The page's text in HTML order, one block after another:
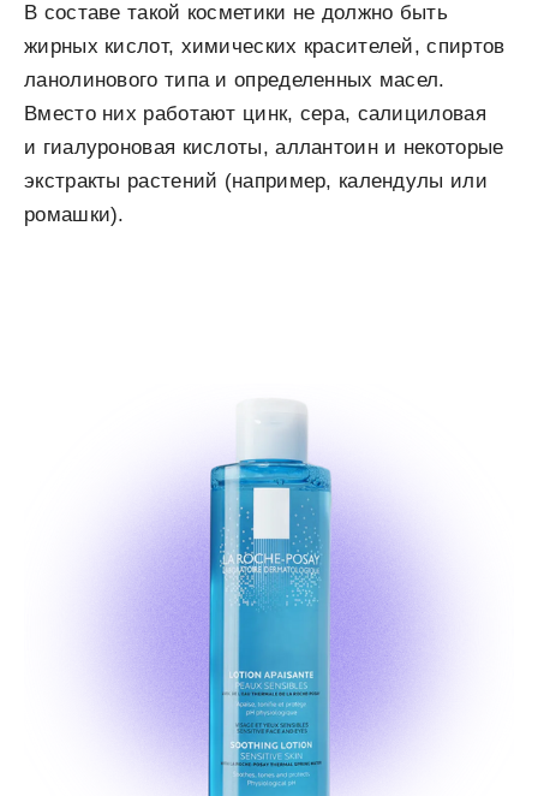
В составе такой косметики не должно быть
жирных кислот, химических красителей, спиртов
ланолинового типа и определенных масел.
Вместо них работают цинк, сера, салициловая
и гиалуроновая кислоты, аллантоин и некоторые
экстракты растений (например, календулы или
ромашки).